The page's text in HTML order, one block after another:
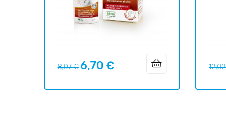
Precio
8,07 € Precio
6,70 €